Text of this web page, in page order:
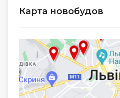
Карта новобудов